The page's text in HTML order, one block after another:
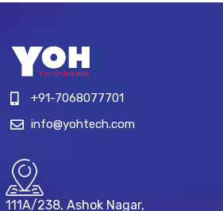
+91-7068077701
info@yohtech.com
111A/238, Ashok Nagar,